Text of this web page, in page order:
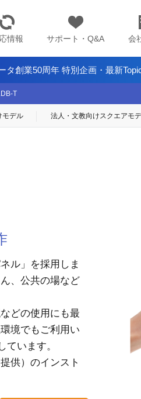
情報 サポート・Q&A 会
タ創業50周年 特別企画・最新
T
モデル 法人・文教向けスクエアモ
ル」を採用しま
、公共の場など
どの使用にも最
境でもご利用い
います。
供）のインスト